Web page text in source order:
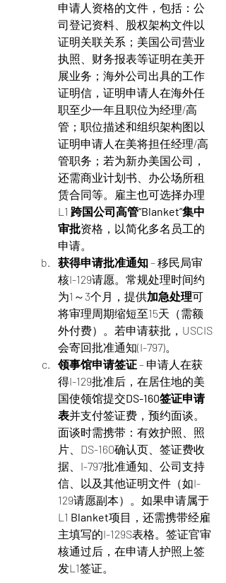
申请人资格的文件，包括：公
司登记资料、股权架构文件以
证明关联关系；美国公司营业
执照、财务报表等证明在美开
展业务；海外公司出具的工作
证明信，证明申请人在海外任
职至少一年且职位为经理/高
管；职位描述和组织架构图以
证明申请人在美将担任经理/高
管职务；若为新办美国公司，
还需商业计划书、办公场所租
赁合同等。雇主也可选择办理
L1 跨国公司高管“Blanket”集中
审批资格，以简化多名员工的
申请。
获得申请批准通知 – 移民局审
核I-129请愿。常规处理时间约
为1～3个月，提供加急处理可
将审理周期缩短至15天（需额
外付费）。若申请获批，USCIS
会寄回批准通知(I-797)。
领事馆申请签证 – 申请人在获
得I-129批准后，在居住地的美
国使领馆提交DS-160签证申请
表并支付签证费，预约面谈。
面谈时需携带：有效护照、照
片、DS-160确认页、签证费收
据、I-797批准通知、公司支持
信、以及其他证明文件（如I-
129请愿副本）。如果申请属于
L1 Blanket项目，还需携带经雇
主填写的I-129S表格。签证官审
核通过后，在申请人护照上签
发L1签证。